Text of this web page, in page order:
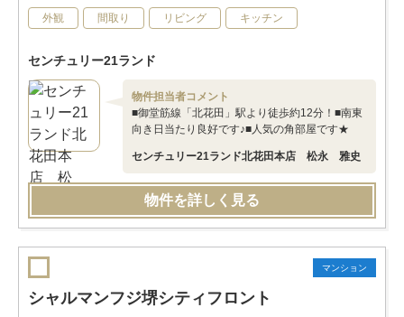
外観 間取り リビング キッチン
センチュリー21ランド
物件担当者コメント
■御堂筋線「北花田」駅より徒歩約12分！■南東
向き日当たり良好です♪■人気の角部屋です★
センチュリー21ランド北花田本店 松永 雅史
物件を詳しく見る
マンション
シャルマンフジ堺シティフロント